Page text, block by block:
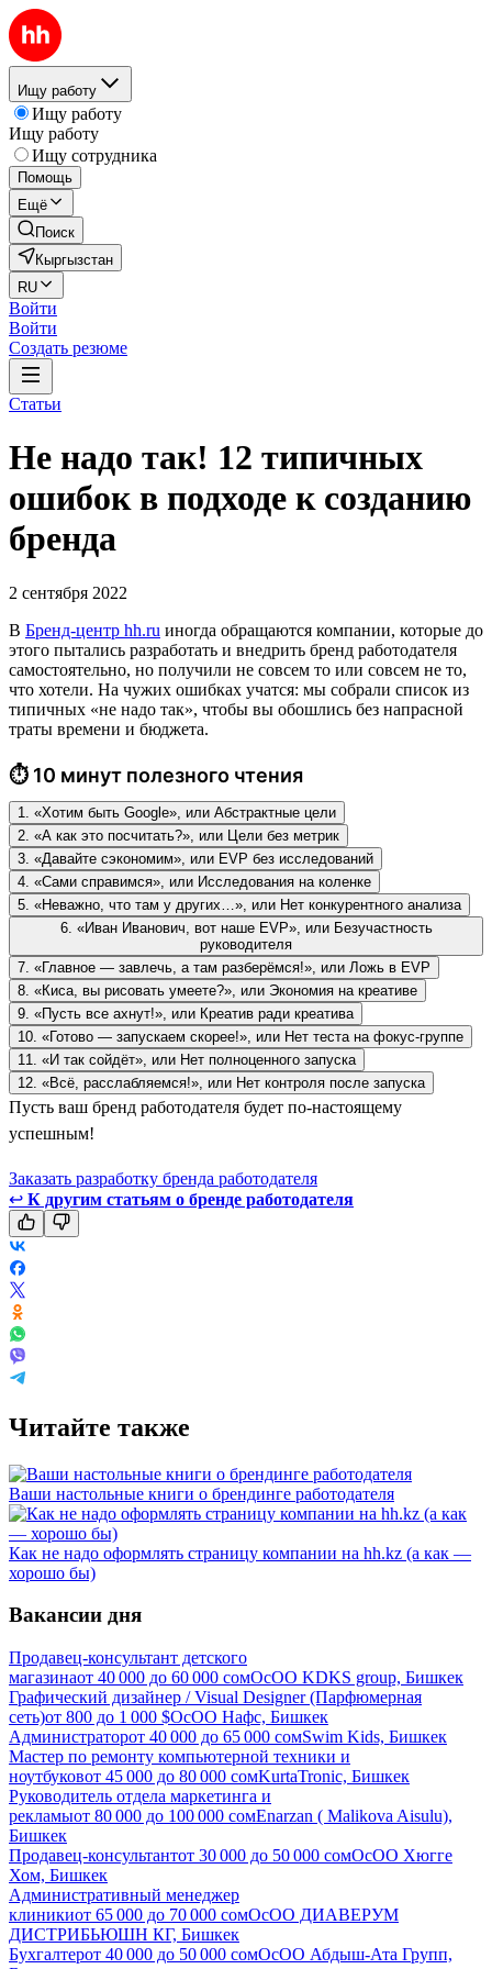
Ищу работу
Ищу работу
Ищу работу
Ищу сотрудника
Помощь
Ещё
Поиск
Кыргызстан
RU
Войти
Войти
Создать резюме
Статьи
Не надо так! 12 типичных
ошибок в подходе к созданию
бренда
2 сентября 2022
В Бренд-центр hh.ru иногда обращаются компании, которые до
этого пытались разработать и внедрить бренд работодателя
самостоятельно, но получили не совсем то или совсем не то,
что хотели. На чужих ошибках учатся: мы собрали список из
типичных «не надо так», чтобы вы обошлись без напрасной
траты времени и бюджета.
⏱ 10 минут полезного чтения
1. «Хотим быть Google», или Абстрактные цели
2. «А как это посчитать?», или Цели без метрик
3. «Давайте сэкономим», или EVP без исследований
4. «Сами справимся», или Исследования на коленке
5. «Неважно, что там у других…», или Нет конкурентного анализа
6. «Иван Иванович, вот наше EVP», или Безучастность
руководителя
7. «Главное — завлечь, а там разберёмся!», или Ложь в EVP
8. «Киса, вы рисовать умеете?», или Экономия на креативе
9. «Пусть все ахнут!», или Креатив ради креатива
10. «Готово — запускаем скорее!», или Нет теста на фокус-группе
11. «И так сойдёт», или Нет полноценного запуска
12. «Всё, расслабляемся!», или Нет контроля после запуска
Пусть ваш бренд работодателя будет по-настоящему
успешным!
Заказать разработку бренда работодателя
↩ К другим статьям о бренде работодателя
Читайте также
Ваши настольные книги о брендинге работодателя
Как не надо оформлять страницу компании на hh.kz (а как —
хорошо бы)
Вакансии дня
Продавец-консультант детского
магазинаот 40 000 до 60 000 сомОсОО KDKS group, Бишкек
Графический дизайнер / Visual Designer (Парфюмерная
сеть)от 800 до 1 000 $ОсОО Нафс, Бишкек
Администраторот 40 000 до 65 000 сомSwim Kids, Бишкек
Мастер по ремонту компьютерной техники и
ноутбуковот 45 000 до 80 000 сомKurtaTronic, Бишкек
Руководитель отдела маркетинга и
рекламыот 80 000 до 100 000 сомEnarzan ( Malikova Aisulu),
Бишкек
Продавец-консультантот 30 000 до 50 000 сомОсОО Хюгге
Хом, Бишкек
Административный менеджер
клиникиот 65 000 до 70 000 сомОсОО ДИАВЕРУМ
ДИСТРИБЬЮШН КГ, Бишкек
Бухгалтерот 40 000 до 50 000 сомОсОО Абдыш-Ата Групп,